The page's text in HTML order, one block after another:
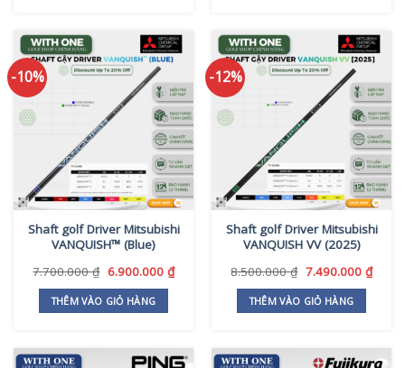
-10%
Shaft golf Driver Mitsubishi
VANQUISH™ (Blue)
7.700.000₫ Giá
gốc
là:
7.700.000 ₫.
6.900.000 ₫Giá
THÊM VÀO GIỎ HÀNG
-12%
Shaft golf Driver Mitsubishi
VANQUISH VV (2025)
8.500.000₫ Giá
gốc
là:
8.500.000 ₫.
7.490.000 ₫Giá
THÊM VÀO GIỎ HÀNG